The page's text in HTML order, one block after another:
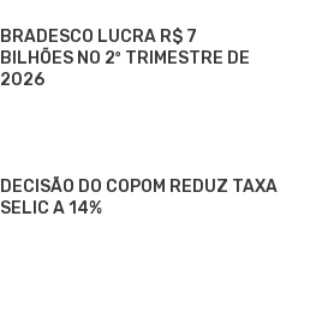
BRADESCO LUCRA R$ 7
BILHÕES NO 2º TRIMESTRE DE
2026
DECISÃO DO COPOM REDUZ TAXA
SELIC A 14%